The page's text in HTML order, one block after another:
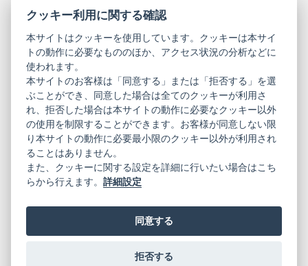
コーポレート
サイト
きものやまと振
袖
サイト
ニュースレター
ご利用案内
お問い合わせ
プライバシーポリシー
特定商取引法に基づく表記
ご利用規約
© 2019 YAMATO CO, LTD.
クッキー利用に関する確認
本サイトはクッキーを使用しています。クッキーは本サイ
トの動作に必要なもののほか、アクセス状況の分析などに
使われます。
本サイトのお客様は「同意する」または「拒否する」を選
ぶことができ、同意した場合は全てのクッキーが利用さ
れ、拒否した場合は本サイトの動作に必要なクッキー以外
の使用を制限することができます。お客様が同意しない限
り本サイトの動作に必要最小限のクッキー以外が利用され
ることはありません。
また、クッキーに関する設定を詳細に行いたい場合はこち
らから行えます。詳細設定
同意する
拒否する